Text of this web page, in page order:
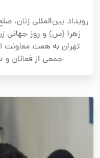
رویداد بین‌المللی زنان،
تهران به همت معاونت
جمعی از فعالان